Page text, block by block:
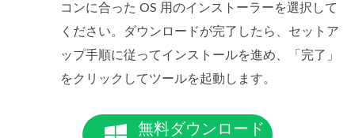
コンに合った OS 用のインストーラーを選択して
ください。ダウンロードが完了したら、セットア
ップ手順に従ってインストールを進め、「完了」
をクリックしてツールを起動します。
無料ダウンロード